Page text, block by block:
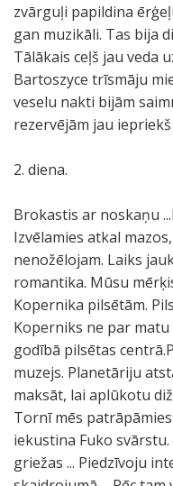
zvārguļi papildina
gan muzikāli. Tas bija
Tālākais ceļš jau veda
Bartoszyce trīsmāju
veselu nakti bijām
rezervējām jau
2. diena.
Brokastis ar noskaņu
Izvēlamies atkal
nenožēlojam. Laiks
romantika. Mūsu
Kopernika pilsētām.
Koperniks ne par
godībā pilsētas
muzejs. Planetāriju
maksāt, lai aplūkotu
Tornī mēs
iekustina Fuko
griežas ... Piedzīvoju